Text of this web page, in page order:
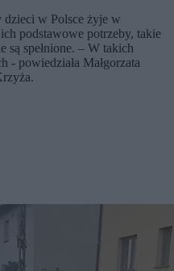
dzieci w Polsce żyje w
podstawowe potrzeby, takie
są spełnione. – W takich
- powiedziała Małgorzata